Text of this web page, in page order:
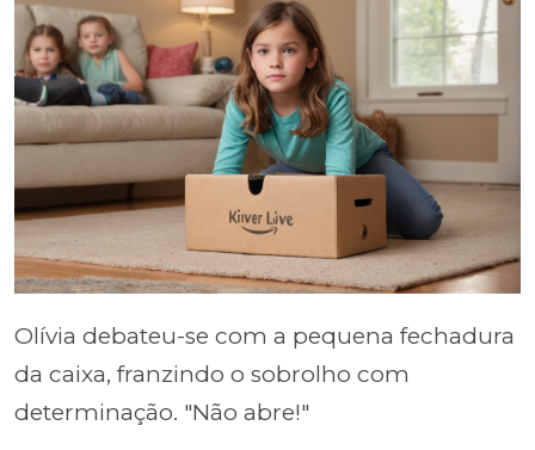
Olívia debateu-se com a pequena fechadura
da caixa, franzindo o sobrolho com
determinação. "Não abre!"